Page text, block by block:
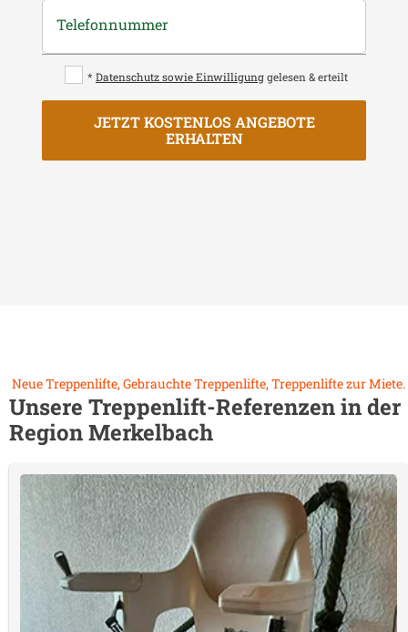
Telefonnummer
* Datenschutz sowie Einwilligung gelesen & erteilt
JETZT KOSTENLOS ANGEBOTE
ERHALTEN
Neue Treppenlifte, Gebrauchte Treppenlifte, Treppenlifte zur Miete.
Unsere Treppenlift-Referenzen in der
RegionMerkelbach